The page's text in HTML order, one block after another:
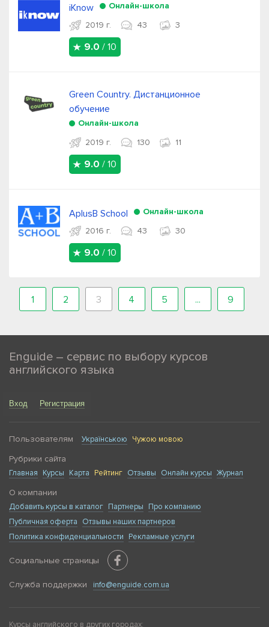
iKnow
Онлайн-школа
2019 г.
43 3
9.0 / 10
Green Country. Дистанционное
обучение
Онлайн-школа
2019 г.
130 11
9.0 / 10
AplusB School
Онлайн-школа
2016 г.
43 30
9.0 / 10
1 2 3 4 5 ... 9
Enguide – сервис по выбору курсов
английского языка
Вход Регистрация
Пользователям Українською Чужою мовою
Рубрики сайта
Главная Курсы Карта Рейтинг Отзывы Онлайн курсы Журнал
О компании
Добавить курсы в каталог Партнеры
Про компанию
Публичная оферта
Отзывы наших партнеров
Политика конфиденциальности
Рекламные услуги
Социальные страницы
Служба поддержки info@enguide.com.ua
Курсы английского в других городах: